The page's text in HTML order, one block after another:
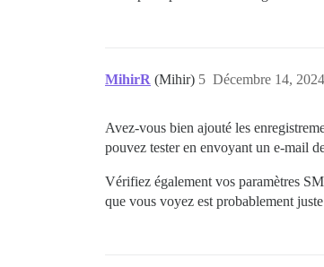
MihirR (Mihir) Décembre 14,
5
Avez-vous bien ajouté les
pouvez tester en envoyant un e-mail
Vérifiez également vos paramètres
que vous voyez est probablement